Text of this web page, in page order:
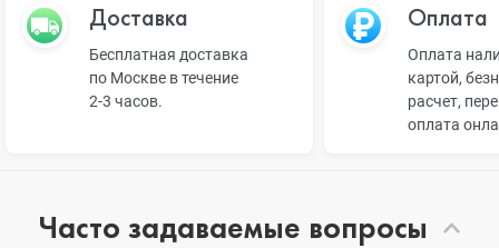
Доставка
Бесплатная доставка
по Москве в течение
2-3 часов.
Оплата
Оплата
картой,
расчет,
оплата
Часто задаваемые вопросы